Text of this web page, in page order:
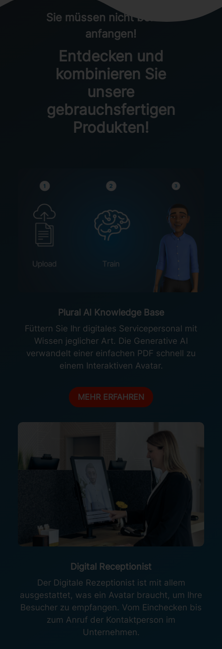
Sie müssen nicht bei Null
anfangen!
Entdecken und
kombinieren Sie
unsere
gebrauchsfertigen
Produkten!
Plural AI Knowledge Base
Füttern Sie Ihr digitales Servicepersonal mit
Wissen jeglicher Art. Die Generative AI
verwandelt einer einfachen PDF schnell zu
einem Interaktiven Avatar.
MEHR ERFAHREN
Digital Receptionist
Der Digitale Rezeptionist ist mit allem
ausgestattet, was ein Avatar braucht, um Ihre
Besucher zu empfangen. Vom Einchecken bis
zum Anruf der Kontaktperson im
Unternehmen.